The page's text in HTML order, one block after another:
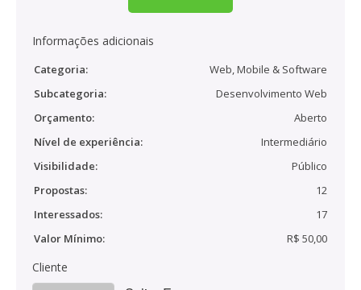
Informações adicionais
Categoria:
Web, Mobile & Software
Subcategoria:
Desenvolvimento Web
Orçamento:
Aberto
Nível de experiência:
Intermediário
Visibilidade:
Público
Propostas:
12
Interessados:
17
Valor Mínimo:
R$ 50,00
Cliente